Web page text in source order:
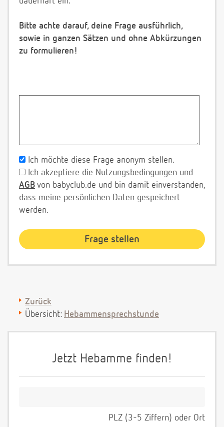
Bitte achte darauf, deine Frage ausführlich,
sowie in ganzen Sätzen und ohne Abkürzungen
zu formulieren!
Ich möchte diese Frage anonym stellen.
Ich akzeptiere die Nutzungsbedingungen und
AGB von babyclub.de und bin damit einverstanden,
dass meine persönlichen Daten gespeichert
werden.
Zurück
Übersicht: Hebammensprechstunde
Jetzt Hebamme finden!
PLZ (3-5 Ziffern) oder Ort